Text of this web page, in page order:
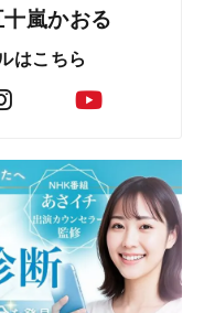
嵐かおる
はこちら